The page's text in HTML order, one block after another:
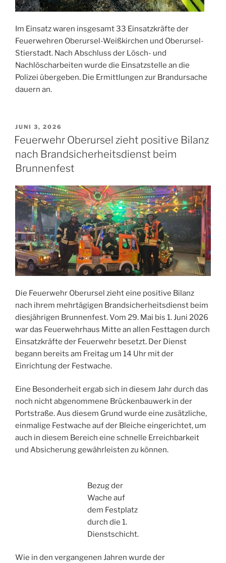
Im Einsatz waren insgesamt 33 Einsatzkräfte der
Feuerwehren Oberursel-Weißkirchen und Oberursel-
Stierstadt. Nach Abschluss der Lösch- und
Nachlöscharbeiten wurde die Einsatzstelle an die
Polizei übergeben. Die Ermittlungen zur Brandursache
dauern an.
VERÖFFENTLICHT
AM
JUNI 3, 2026
Feuerwehr Oberursel zieht positive Bilanz
nach Brandsicherheitsdienst beim
Brunnenfest
Die Feuerwehr Oberursel zieht eine positive Bilanz
nach ihrem mehrtägigen Brandsicherheitsdienst beim
diesjährigen Brunnenfest. Vom 29. Mai bis 1. Juni 2026
war das Feuerwehrhaus Mitte an allen Festtagen durch
Einsatzkräfte der Feuerwehr besetzt. Der Dienst
begann bereits am Freitag um 14 Uhr mit der
Einrichtung der Festwache.
Eine Besonderheit ergab sich in diesem Jahr durch das
noch nicht abgenommene Brückenbauwerk in der
Portstraße. Aus diesem Grund wurde eine zusätzliche,
einmalige Festwache auf der Bleiche eingerichtet, um
auch in diesem Bereich eine schnelle Erreichbarkeit
und Absicherung gewährleisten zu können.
Bezug der
Wache auf
dem Festplatz
durch die 1.
Dienstschicht.
Wie in den vergangenen Jahren wurde der